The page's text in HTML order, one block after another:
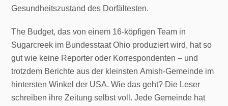
Gesundheitszustand des Dorfältesten.
The Budget, das von einem 16-köpfigen Team in
Sugarcreek im Bundesstaat Ohio produziert wird, hat so
gut wie keine Reporter oder Korrespondenten – und
trotzdem Berichte aus der kleinsten Amish-Gemeinde im
hintersten Winkel der USA. Wie das geht? Die Leser
schreiben ihre Zeitung selbst voll. Jede Gemeinde hat